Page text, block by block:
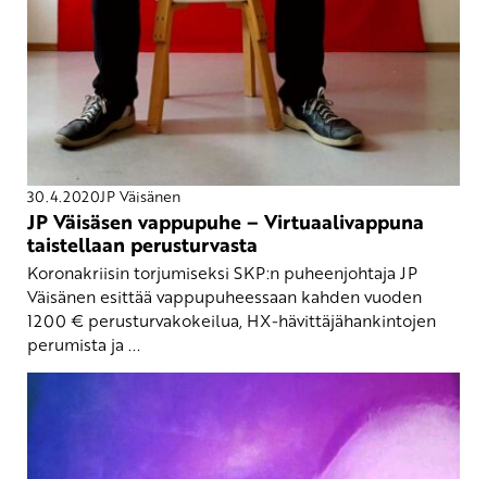
30.4.2020JP Väisänen
JP Väisäsen vappupuhe – Virtuaalivappuna
taistellaan perusturvasta
Koronakriisin torjumiseksi SKP:n puheenjohtaja JP
Väisänen esittää vappupuheessaan kahden vuoden
1200 € perusturvakokeilua, HX-hävittäjähankintojen
perumista ja ...